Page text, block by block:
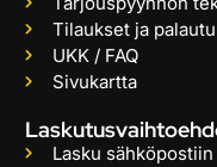
Tilaukset ja
UKK / FAQ
Sivukartta
Lasku sähköpostiin